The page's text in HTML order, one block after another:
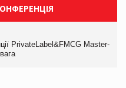
PrivateLabel&FMCG Master-